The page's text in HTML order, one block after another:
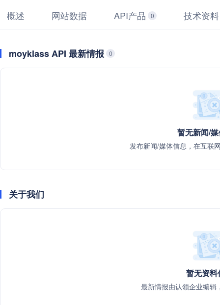
概述 网站数据 API产品 0 技术资料
moyklass API 最新情报 0
暂无新闻/
发布新闻/媒体信息，在互联
关于我们
暂无资料
最新情报由认领企业编辑